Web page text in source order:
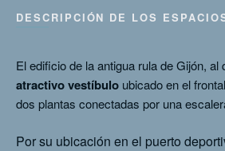
DESCRIPCIÓN DE LOS
El edificio de la antigua rula de Gijón,
atractivo vestíbulo ubicado en el
dos plantas conectadas por una
Por su ubicación en el puerto